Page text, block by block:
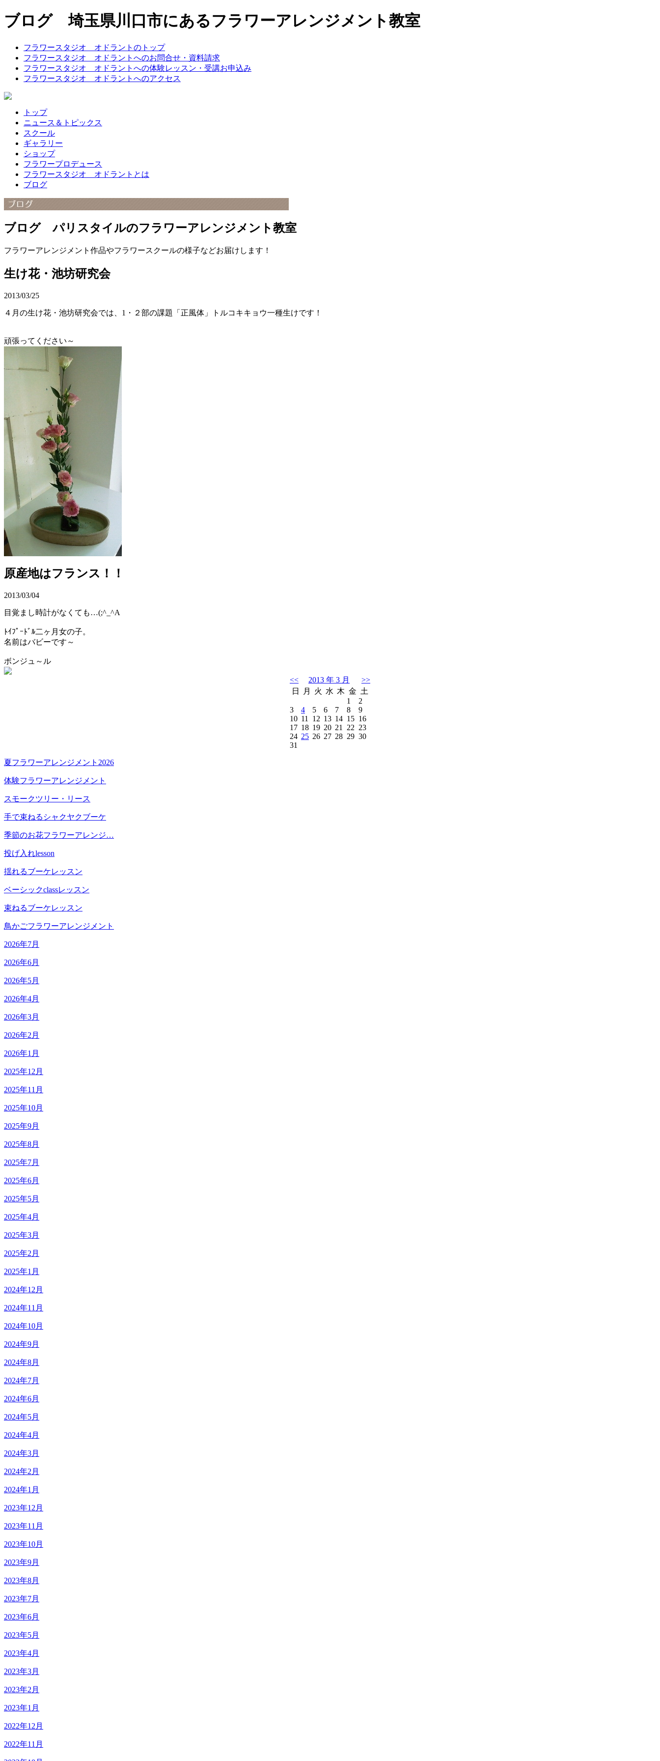
ブログ 埼玉県川口市にあるフラワーアレンジメント教室
フラワースタジオ オドラントのトップ
フラワースタジオ オドラントへのお問合せ・資料請求
フラワースタジオ オドラントへの体験レッスン・受講お申込み
フラワースタジオ オドラントへのアクセス
トップ
ニュース＆トピックス
スクール
ギャラリー
ショップ
フラワープロデュース
フラワースタジオ オドラントとは
ブログ
ブログ パリスタイルのフラワーアレンジメント教室
フラワーアレンジメント作品やフラワースクールの様子などお届けします！
生け花・池坊研究会
2013/03/25
４月の生け花・池坊研究会では、1・２部の課題「正風体」トルコキキョウ一種生けです！
頑張ってください～
原産地はフランス！！
2013/03/04
目覚まし時計がなくても…(;^_^A
ﾄｲﾌﾟｰﾄﾞﾙ二ヶ月女の子。
名前はバビーです～
ボンジュ～ル
<< 2013 年 3 月
>>
日
月 火 水 木 金 土
1
2
3
4 5 6 7 8
9
10 11 12 13 14 15 16
17 18 19 20 21 22 23
24 25 26 27 28 29 30
31
夏フラワーアレンジメント2026
体験フラワーアレンジメント
スモークツリー・リース
手で束ねるシャクヤクブーケ
季節のお花フラワーアレンジ…
投げ入れlesson
揺れるブーケレッスン
ベーシックclassレッスン
束ねるブーケレッスン
鳥かごフラワーアレンジメント
2026年7月
2026年6月
2026年5月
2026年4月
2026年3月
2026年2月
2026年1月
2025年12月
2025年11月
2025年10月
2025年9月
2025年8月
2025年7月
2025年6月
2025年5月
2025年4月
2025年3月
2025年2月
2025年1月
2024年12月
2024年11月
2024年10月
2024年9月
2024年8月
2024年7月
2024年6月
2024年5月
2024年4月
2024年3月
2024年2月
2024年1月
2023年12月
2023年11月
2023年10月
2023年9月
2023年8月
2023年7月
2023年6月
2023年5月
2023年4月
2023年3月
2023年2月
2023年1月
2022年12月
2022年11月